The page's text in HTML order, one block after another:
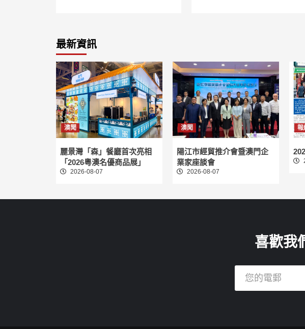
最新資訊
澳聞
麗景灣「森」餐廳首次亮相
「2026粵澳名優商品展」
2026-08-07
澳聞
陽江市經貿推介會暨澳門企
業家座談會
2026-08-07
報
喜歡我